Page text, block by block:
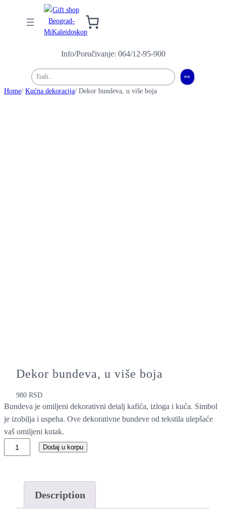
Info/Poručivanje: 064/12-95-900
Pretraga 👀
Home/ Kućna dekoracija/ Dekor bundeva, u više boja
Dekor bundeva, u više boja
980RSD
Bundeva je omiljeni dekorativni detalj kafića, izloga i kuća. Simbol
je izobilja i uspeha. Ove dekorativne bundeve od tekstila ulepšaće
vaš omiljeni kutak.
Dodaj u korpu
Description